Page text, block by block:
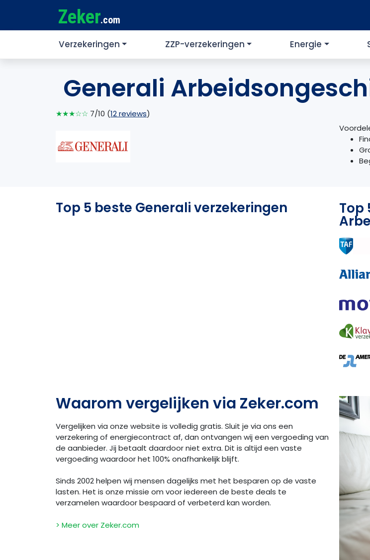
Zeker.com
Verzekeringen ZZP-verzekeringen Energie
Generali
★★★☆☆ 7/10 (12 reviews)
Top 5 beste Generali verzekeringen Top
Waarom vergelijken via Zeker.com
Vergelijken via onze website is volledig gratis. Sluit je via ons een
verzekering of energiecontract af, dan ontvangen wij een vergoeding van
de aanbieder. Jij betaalt daardoor niet extra. Dit is altijd een vaste
vergoeding waardoor het 100% onafhankelijk blijft.
Sinds 2002 helpen wij mensen dagelijks met het besparen op de vaste
lasten. Het is onze missie om voor iedereen de beste deals te
verzamelen waardoor bespaard of verbeterd kan worden.
> Meer over Zeker.com